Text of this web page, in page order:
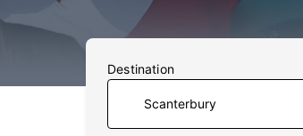
Destination